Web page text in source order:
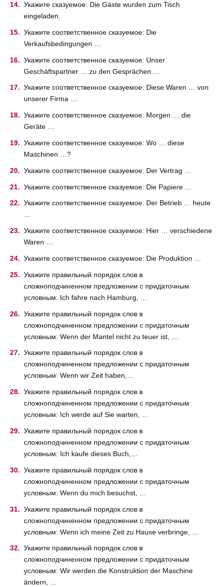
Укажите сказуемое: Die Gäste wurden zum Tisch
eingeladen.
Укажите соответственное сказуемое: Die
Verkaufsbedingungen …
Укажите соответственное сказуемое: Unser
Geschäftspartner … zu den Gesprächen …
Укажите соответственное сказуемое: Diese Waren … von
unserer Firma …
Укажите соответственное сказуемое: Morgen … die
Geräte …
Укажите соответственное сказуемое: Wo … diese
Maschinen …?
Укажите соответственное сказуемое: Der Vertrag …
Укажите соответственное сказуемое: Die Papiere …
Укажите соответственное сказуемое: Der Betrieb … heute
…
Укажите соответственное сказуемое: Hier … verschiedene
Waren …
Укажите соответственное сказуемое: Die Produktion …
Укажите правильный порядок слов в
сложноподчиненном предложении с придаточным
условным: Ich fahre nach Hamburg, …
Укажите правильный порядок слов в
сложноподчиненном предложении с придаточным
условным: Wenn der Mantel nicht zu teuer ist, …
Укажите правильный порядок слов в
сложноподчиненном предложении с придаточным
условным: Wenn wir Zeit haben,…
Укажите правильный порядок слов в
сложноподчиненном предложении с придаточным
условным: Ich werde auf Sie warten, …
Укажите правильный порядок слов в
сложноподчиненном предложении с придаточным
условным: Ich kaufe dieses Buch,…
Укажите правильный порядок слов в
сложноподчиненном предложении с придаточным
условным: Wenn du mich besuchst, …
Укажите правильный порядок слов в
сложноподчиненном предложении с придаточным
условным: Wenn ich meine Zeit zu Hause verbringe, …
Укажите правильный порядок слов в
сложноподчиненном предложении с придаточным
условным: Wir werden die Konstruktion der Maschine
ändern, …